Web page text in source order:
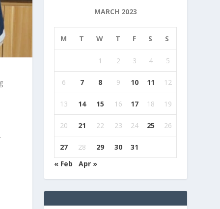
MARCH 2023
M T W T F S S
1 2 3 4 5
6 7 8 9 10 11 12
13 14 15 16 17 18 19
20 21 22 23 24 25 26
27 28 29 30
31
« Feb
Apr »